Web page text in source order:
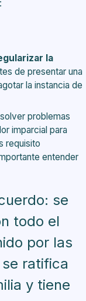
la
de presentar una
la instancia de
problemas
imparcial para
requisito
entender
se
todo el
por las
ratifica
y tiene